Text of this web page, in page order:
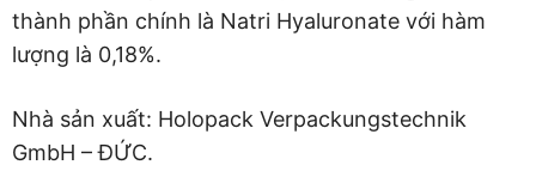
thành phần chính là Natri Hyaluronate với hàm
lượng là 0,18%.
Nhà sản xuất: Holopack Verpackungstechnik
GmbH – ĐỨC.